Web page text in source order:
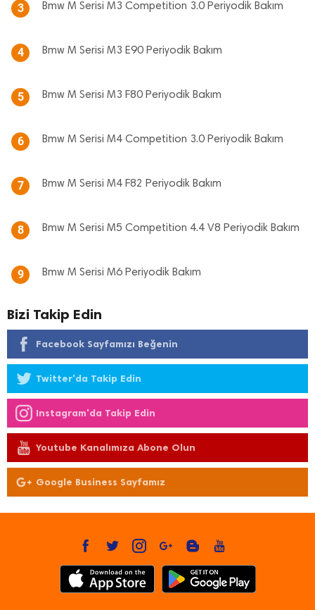
3 Bmw M Serisi M3 Competition 3.0 Periyodik Bakım
4 Bmw M Serisi M3 E90 Periyodik Bakım
5 Bmw M Serisi M3 F80 Periyodik Bakım
6 Bmw M Serisi M4 Competition 3.0 Periyodik Bakım
7 Bmw M Serisi M4 F82 Periyodik Bakım
8 Bmw M Serisi M5 Competition 4.4 V8 Periyodik Bakım
9 Bmw M Serisi M6 Periyodik Bakım
Bizi Takip Edin
Facebook Sayfamızı Beğenin
Twitter'da Takip Edin
Instagram'da Takip Edin
Youtube Kanalımıza Abone Olun
Google Business Sayfamız